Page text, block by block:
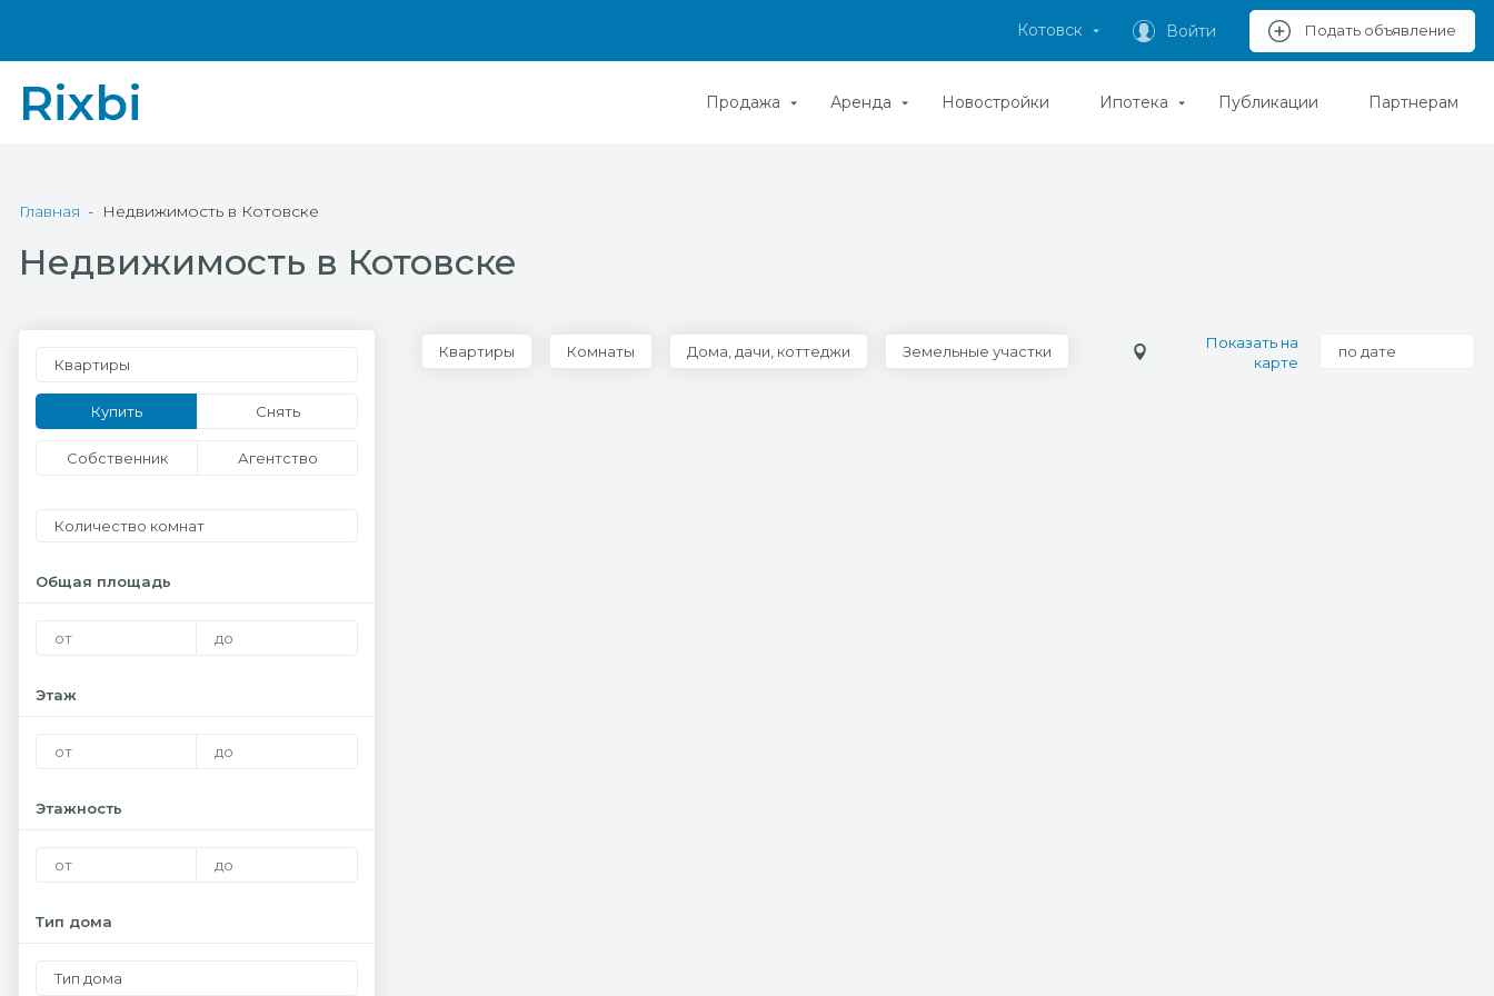
Котовск Войти Подать объявление
Rixbi Продажа Аренда Новостройки Ипотека Публикации Партнерам
Главная Недвижимость в Котовске
Недвижимость в Котовске
Квартиры
Купить Снять
Собственник Агентство
Количество комнат
Общая площадь
Этаж
Этажность
Тип дома
Тип дома
Квартиры Комнаты Дома, дачи, коттеджи Земельные участки
Показать на
карте
по дате